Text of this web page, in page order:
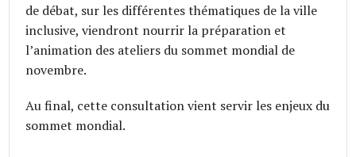
de débat, sur les différentes thématiques de la ville
inclusive, viendront nourrir la préparation et
l’animation des ateliers du sommet mondial de
novembre.
Au final, cette consultation vient servir les enjeux du
sommet mondial.